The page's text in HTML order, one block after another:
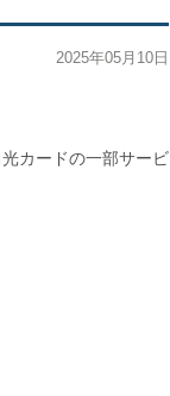
2025年05月10日
カードの一部サービ